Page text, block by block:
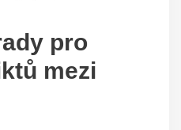
pro
mezi